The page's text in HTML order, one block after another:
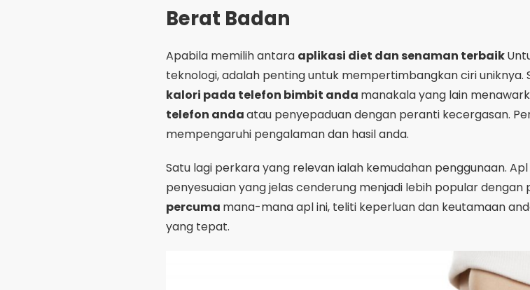
penyesuaian yang jelas cenderung menjadi lebih popular dengan
yang tepat.